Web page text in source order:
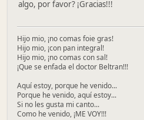
algo, por favor? ¡Gracias!!!
Hijo mio, ¡no comas foie gras!
Hijo mio, ¡con pan integral!
Hijo mio, ¡no comas con sal!
¡Que se enfada el doctor Beltran!!!
Aquí estoy, porque he venido...
Porque he venido, aquí estoy...
Si no les gusta mi canto...
Como he venido, ¡ME VOY!!!